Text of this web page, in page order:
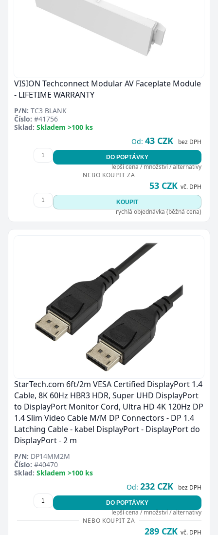
VISION Techconnect Modular AV Faceplate Module
- LIFETIME WARRANTY
P/N: TC3 BLANK
Číslo: #41756
Sklad: Skladem >100 ks
Od: 43 CZK bez DPH
DO POPTÁVKY
lepší cena / množství / alternativy
NEBO KOUPIT ZA
53 CZK vč. DPH
KOUPIT
rychlá objednávka (běžná cena)
StarTech.com 6ft/2m VESA Certified DisplayPort 1.4
Cable, 8K 60Hz HBR3 HDR, Super UHD DisplayPort
to DisplayPort Monitor Cord, Ultra HD 4K 120Hz DP
1.4 Slim Video Cable M/M DP Connectors - DP 1.4
Latching Cable - kabel DisplayPort - DisplayPort do
DisplayPort - 2 m
P/N: DP14MM2M
Číslo: #40470
Sklad: Skladem >100 ks
Od: 232 CZK bez DPH
DO POPTÁVKY
lepší cena / množství / alternativy
NEBO KOUPIT ZA
289 CZK vč. DPH